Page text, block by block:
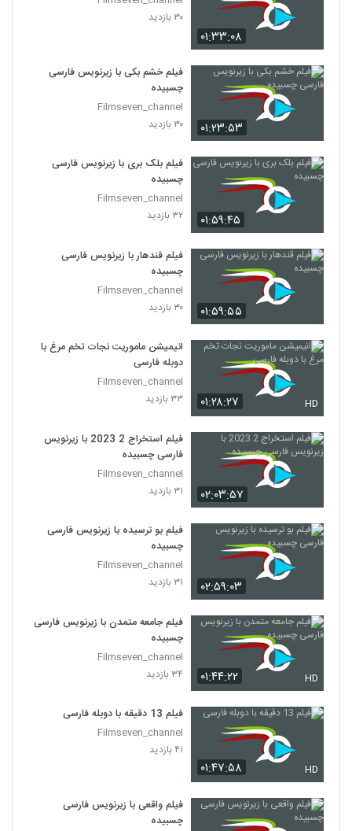
۰۱:۳۳:۰۸
۳۰ بازدید
۰۱:۲۳:۵۳
فیلم خشم بکی با زیرنویس فارسی
چسبیده
Filmseven_channel
۳۰ بازدید
۰۱:۵۹:۴۵
فیلم بلک بری با زیرنویس فارسی
چسبیده
Filmseven_channel
۳۲ بازدید
۰۱:۵۹:۵۵
فیلم قندهار با زیرنویس فارسی
چسبیده
Filmseven_channel
۳۰ بازدید
۰۱:۲۸:۲۷ HD
انیمیشن ماموریت نجات تخم مرغ با
دوبله فارسی
Filmseven_channel
۳۳ بازدید
۰۲:۰۳:۵۷
فیلم استخراج 2 2023 با زیرنویس
فارسی چسبیده
Filmseven_channel
۳۱ بازدید
۰۲:۵۹:۰۳
فیلم بو ترسیده با زیرنویس فارسی
چسبیده
Filmseven_channel
۳۱ بازدید
۰۱:۴۴:۲۲ HD
فیلم جامعه متمدن با زیرنویس فارسی
چسبیده
Filmseven_channel
۳۴ بازدید
۰۱:۴۷:۵۸ HD
فیلم 13 دقیقه با دوبله فارسی
Filmseven_channel
۴۱ بازدید
فیلم واقعی با زیرنویس فارسی
چسبیده